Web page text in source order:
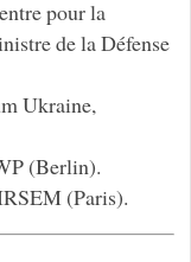
pour la
de la Défense
Ukraine,
(Berlin).
(Paris).